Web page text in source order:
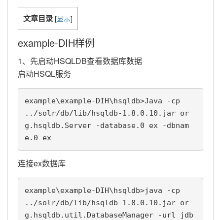
文章目录 [显示]
example-DIH样例
1、先启动HSQLDB查看数据库数据
启动HSQL服务
example\example-DIH\hsqldb>Java -cp
../solr/db/lib/hsqldb-1.8.0.10.jar or
g.hsqldb.Server -database.0 ex -dbnam
e.0 ex
连接ex数据库
example\example-DIH\hsqldb>java -cp
../solr/db/lib/hsqldb-1.8.0.10.jar or
g.hsqldb.util.DatabaseManager -url jdb